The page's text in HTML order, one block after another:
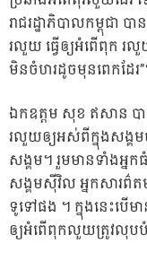
រាជរដ្ឋាភិបាលកម្ពុជា
រលួយ​ ធ្វើឲ្យអំពើពុក
មិនចំហរដូចមុនពេកដែរ​
ឯកឧត្តម​ សុខ ឥសាន បា
រលួយឲ្យអស់ពីក្នុងសង្គម​ច
សង្គម។ រួមមានទាំងអ្នកធំ​
សង្គមសុីវិល​ អ្នកសារព៌ត
ទូទៅ​ផង​ ។ ក្នុងនេះបើ
ឲ្យអំពើពុកលួយត្រូវលុបបំ